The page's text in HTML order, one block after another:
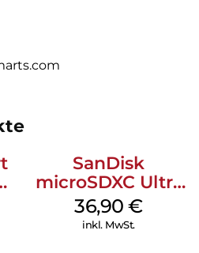
lässt.
das iPhone 16e bietet nicht nur
alle Anschlüsse, Tasten und
gut in der Hand und ist
Die integrierte Öse
Befestigung an
Gerät immer griffbereit ist.
SanDisk
microSDXC Ultra
128 GB + Adapter
Mobile
36,90€
inkl. MwSt.